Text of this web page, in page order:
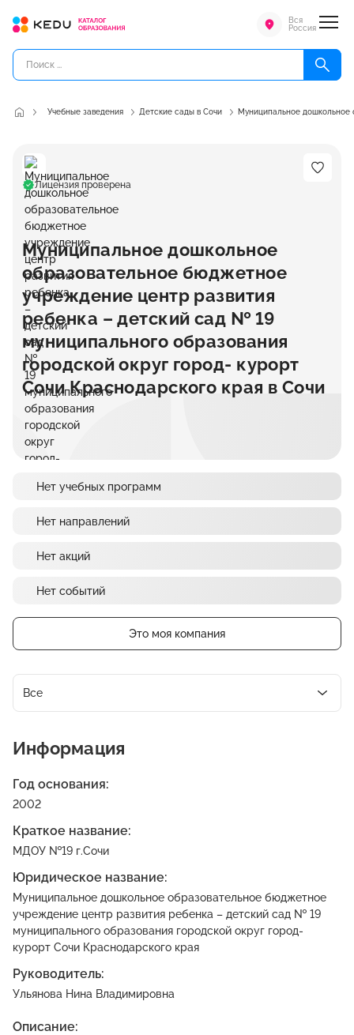
Вся
Россия
Учебные заведения Детские сады в Сочи Муниципальное дошкольное
Лицензия проверена
Муниципальное дошкольное
образовательное бюджетное
учреждение центр развития
ребенка – детский сад № 19
муниципального образования
городской округ город- курорт
Сочи Краснодарского края в Сочи
Нет учебных программ
Нет направлений
Нет акций
Нет событий
Это моя компания
Все
Информация
Год основания:
2002
Краткое название:
МДОУ №19 г.Сочи
Юридическое название:
Муниципальное дошкольное образовательное бюджетное
учреждение центр развития ребенка – детский сад № 19
муниципального образования городской округ город-
курорт Сочи Краснодарского края
Руководитель:
Ульянова Нина Владимировна
Описание: